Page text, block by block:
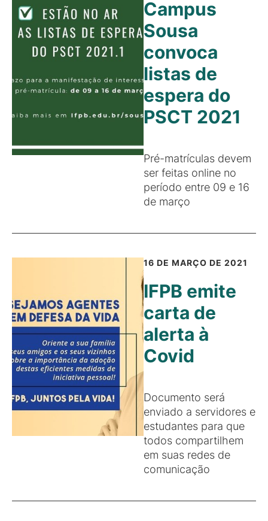
Campus
Sousa
convoca
listas de
espera do
PSCT 2021
Pré-matrículas devem
ser feitas online no
período entre 09 e 16
de março
16 DE MARÇO DE 2021
IFPB emite
carta de
alerta à
Covid
Documento será
enviado a servidores e
estudantes para que
todos compartilhem
em suas redes de
comunicação